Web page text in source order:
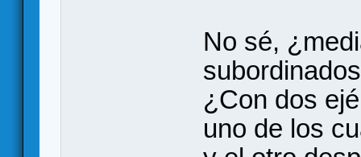
No sé,
¿Con dos
uno de los